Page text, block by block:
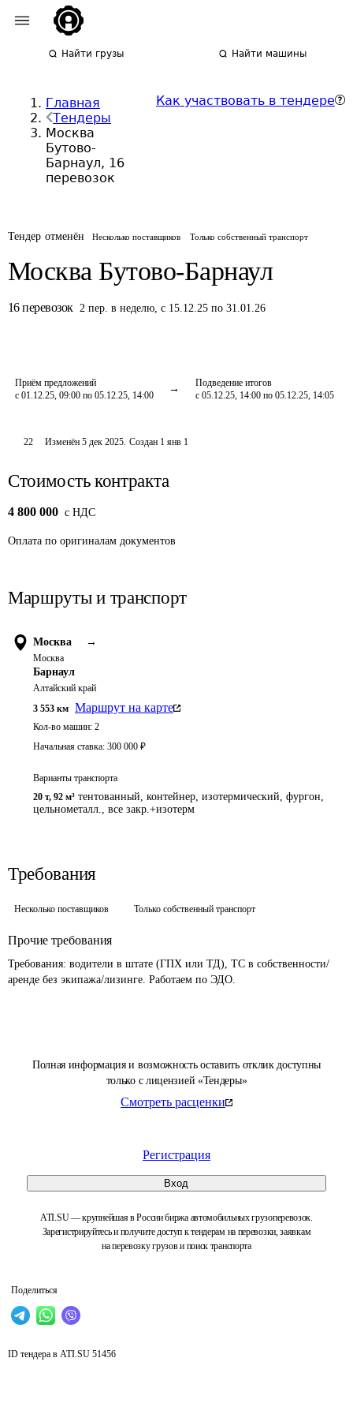
Найти грузы Найти машины
Главная
Тендеры
Москва
Бутово-
Барнаул, 16
перевозок
Как участвовать в тендере
Тендер отменён Несколько поставщиков Только собственный транспорт
Москва Бутово-Барнаул
16 перевозок 2 пер. в неделю, с 15.12.25 по 31.01.26
Приём предложений
с 01.12.25, 09:00 по 05.12.25, 14:00
Подведение итогов
с 05.12.25, 14:00 по 05.12.25, 14:05
Полная информация и возможность оставить отклик доступны
только с лицензией «Тендеры»
Смотреть расценки
Регистрация
Вход
ATI.SU — крупнейшая в России биржа автомобильных грузоперевозок.
Зарегистрируйтесь и получите доступ к тендерам на перевозки, заявкам
на перевозку грузов и поиск транспорта
Поделиться
22 Изменён5 дек 2025. Создан 1 янв 1
Стоимость контракта
4 800 000 c НДС
Оплата по оригиналам документов
Маршруты и транспорт
Москва →
Москва
Барнаул
Алтайский край
3 553 км Маршрут на карте
Кол-во машин: 2
Начальная ставка: 300 000 ₽
Варианты транспорта
20 т, 92 м³ тентованный, контейнер, изотермический, фургон,
цельнометалл., все закр.+изотерм
Требования
Несколько поставщиков Только собственный транспорт
Прочие требования
Требования: водители в штате (ГПХ или ТД), ТС в собственности/
аренде без экипажа/лизинге. Работаем по ЭДО.
ID тендера в ATI.SU 51456